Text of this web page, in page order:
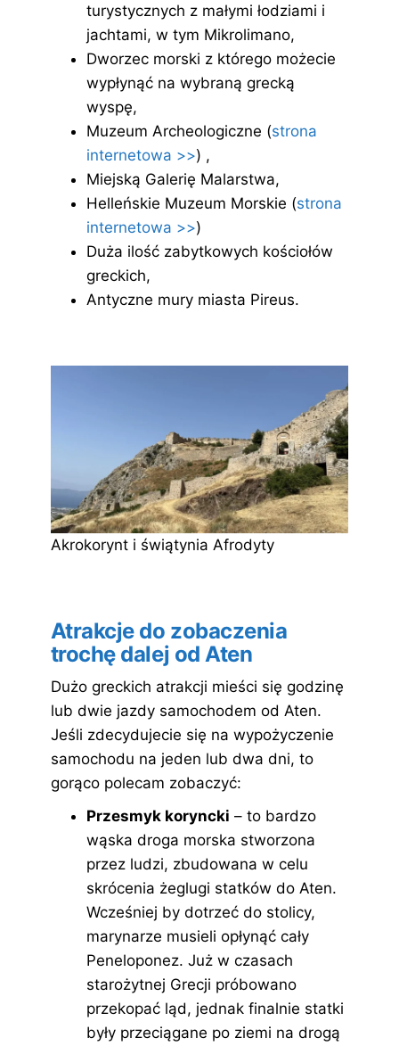
turystycznych z małymi łodziami i
jachtami, w tym Mikrolimano,
Dworzec morski z którego możecie
wypłynąć na wybraną grecką
wyspę,
Muzeum Archeologiczne (strona
internetowa >>) ,
Miejską Galerię Malarstwa,
Helleńskie Muzeum Morskie (strona
internetowa >>)
Duża ilość zabytkowych kościołów
greckich,
Antyczne mury miasta Pireus.
Akrokorynt i świątynia Afrodyty
Atrakcje do zobaczenia
trochę dalej od Aten
Dużo greckich atrakcji mieści się godzinę
lub dwie jazdy samochodem od Aten.
Jeśli zdecydujecie się na wypożyczenie
samochodu na jeden lub dwa dni, to
gorąco polecam zobaczyć:
Przesmyk koryncki – to bardzo
wąska droga morska stworzona
przez ludzi, zbudowana w celu
skrócenia żeglugi statków do Aten.
Wcześniej by dotrzeć do stolicy,
marynarze musieli opłynąć cały
Peneloponez. Już w czasach
starożytnej Grecji próbowano
przekopać ląd, jednak finalnie statki
były przeciągane po ziemi na drogą